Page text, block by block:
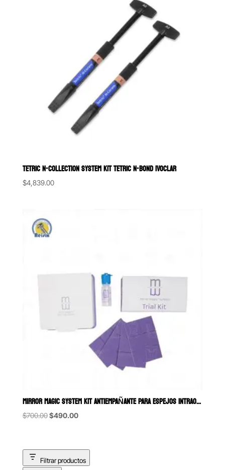
TETRIC N-COLLECTION SYSTEM KIT TETRIC N-BOND IVOCLAR
$4,839.00
MIRROR MAGIC SYSTEM KIT ANTIEMPAÑANTE PARA ESPEJOS INTRAORALES
$700.00Original
$700.00.
$490.00Current
$490.00.
Filtrar productos